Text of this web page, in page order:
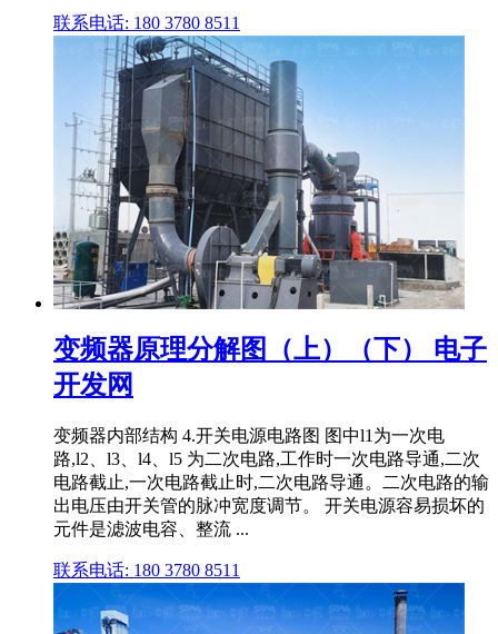
联系电话: 180 3780 8511
变频器原理分解图（上）（下） 电子
开发网
变频器内部结构 4.开关电源电路图 图中l1为一次电
路,l2、l3、l4、l5 为二次电路,工作时一次电路导通,二次
电路截止,一次电路截止时,二次电路导通。二次电路的输
出电压由开关管的脉冲宽度调节。 开关电源容易损坏的
元件是滤波电容、整流 ...
联系电话: 180 3780 8511